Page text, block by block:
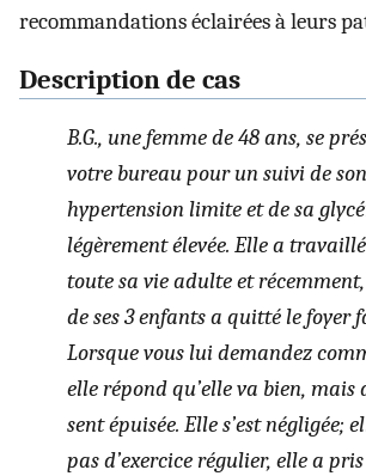
recommandations éclairées à leurs
Description de cas
B.G., une femme de 48 ans, se
votre bureau pour un suivi de son
hypertension limite et de sa
légèrement élevée. Elle a
toute sa vie adulte et
de ses 3 enfants a quitté le foyer
Lorsque vous lui demandez
elle répond qu’elle va bien, mais
sent épuisée. Elle s’est négligée;
pas d’exercice régulier, elle a